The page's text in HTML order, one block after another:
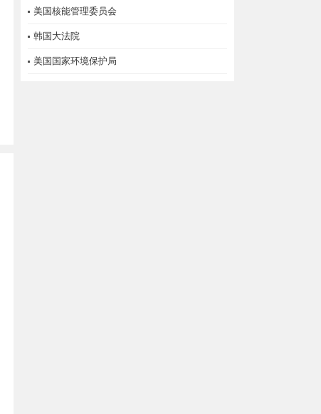
美国核能管理委员会
韩国大法院
美国国家环境保护局